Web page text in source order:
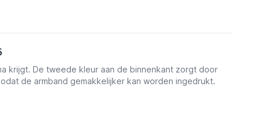
krijgt. De tweede kleur aan de binnenkant zorgt door
de armband gemakkelijker kan worden ingedrukt.